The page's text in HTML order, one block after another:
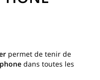
permet de tenir de
dans toutes les